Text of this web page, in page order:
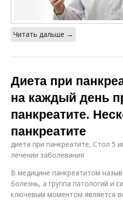
Читать дальше →
Диета при
на каждый день
панкреатите.
панкреатите
диета при панкреатите, Стол 5
лечении заболевания
В медицине панкреатитом
болезнь, а группа патологий и
ключевым моментом является